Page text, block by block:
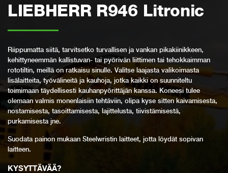
LIEBHERR R946 Litronic
Riippumatta siitä, tarvitsetko turvallisen ja vankan pikakiinikkeen,
kehittyneemmän kallistuvan- tai pyörivän liittimen tai tehokkaimman
rototiltin, meillä on ratkaisu sinulle. Valitse laajasta valikoimasta
lisälaitteita, työvälineitä ja kauhoja, jotka kaikki on suunniteltu
toimimaan täydellisesti kauhanpyörittäjän kanssa. Koneesi tulee
olemaan valmis monenlaisiin tehtäviin, olipa kyse sitten kaivamisesta,
nostamisesta, tasoittamisesta, lajittelusta, tiivistämisestä,
purkamisesta jne.
Suodata painon mukaan Steelwristin laitteet, jotta löydät sopivan
laitteen.
KYSYTTÄVÄÄ?